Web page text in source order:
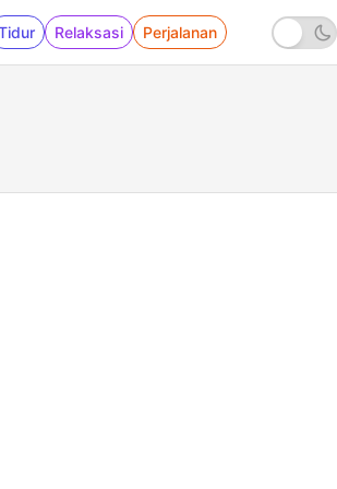
Relaksasi Perjalanan